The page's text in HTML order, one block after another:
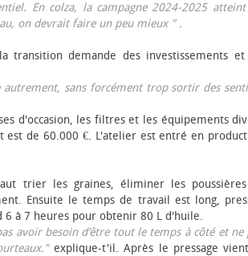
En colza, la campagne 2024-2025
on devrait faire un peu mieux ".
transition demande des investissements et
autrement, sans forcément trop sortir des
d'occasion, les filtres et les équipements
est de 60.000 €. L'atelier est entré en
trier les graines, éliminer les
Ensuite le temps de travail est long,
à 7 heures pour obtenir 80 L d'huile.
avoir besoin d’être tout le temps à côté et ne
explique-t'il. Après le pressage